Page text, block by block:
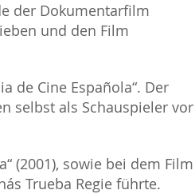
der Dokumentarfilm
und den Film
de Cine Española“. Der
selbst als Schauspieler vor
(2001), sowie bei dem Film
Trueba Regie führte.